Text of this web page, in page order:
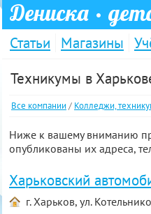
Дениска ·
Статьи Магазины
Техникумы в
Все компании/ Колледжи,
Ниже к вашему вниманию
опубликованы их адреса,
Харьковский
г. Харьков, ул.